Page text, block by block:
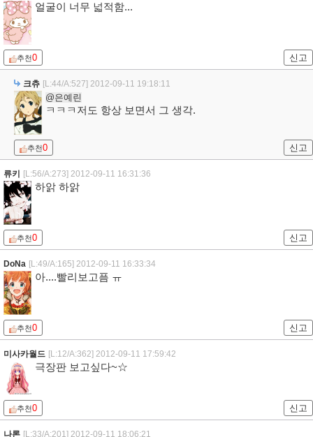
얼굴이 너무 넓적함...
추천0 신고
크츄 [L:44/A:527] 2012-09-11 19:18:11
@은예린
ㅋㅋㅋ저도 항상 보면서 그 생각.
추천0 신고
류키 [L:56/A:273] 2012-09-11 16:31:36
하앍 하앍
추천0 신고
DoNa [L:49/A:165] 2012-09-11 16:33:34
아....빨리보고픔 ㅠ
추천0 신고
미사카월드 [L:12/A:362] 2012-09-11 17:59:42
극장판 보고싶다~☆
추천0 신고
나론 [L:33/A:201] 2012-09-11 18:06:21